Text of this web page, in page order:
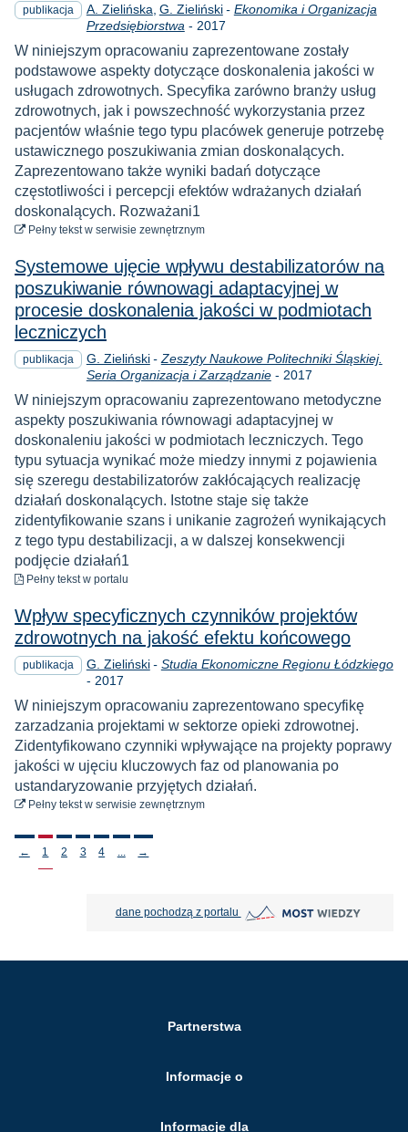
publikacja A. Zielińska G. Zieliński - Ekonomika i Organizacja
Przedsiębiorstwa - Rok
2017
W niniejszym opracowaniu zaprezentowane zostały
podstawowe aspekty dotyczące doskonalenia jakości w
usługach zdrowotnych. Specyfika zarówno branży usług
zdrowotnych, jak i powszechność wykorzystania przez
pacjentów właśnie tego typu placówek generuje potrzebę
ustawicznego poszukiwania zmian doskonalących.
Zaprezentowano także wyniki badań dotyczące
częstotliwości i percepcji efektów wdrażanych działań
doskonalących. Rozważani1
Pełny tekst do pobrania
w serwisie zewnętrznym
Systemowe ujęcie wpływu destabilizatorów na
poszukiwanie równowagi adaptacyjnej w
procesie doskonalenia jakości w podmiotach
leczniczych
publikacja G. Zieliński - Zeszyty Naukowe Politechniki Śląskiej.
Seria Organizacja i Zarządzanie- Rok
2017
W niniejszym opracowaniu zaprezentowano metodyczne
aspekty poszukiwania równowagi adaptacyjnej w
doskonaleniu jakości w podmiotach leczniczych. Tego
typu sytuacja wynikać może miedzy innymi z pojawienia
się szeregu destabilizatorów zakłócających realizację
działań doskonalących. Istotne staje się także
zidentyfikowanie szans i unikanie zagrożeń wynikających
z tego typu destabilizacji, a w dalszej konsekwencji
podjęcie działań1
Pełny tekstdo pobrania
w portalu
Wpływ specyficznych czynników projektów
zdrowotnych na jakość efektu końcowego
publikacja G. Zieliński - Studia Ekonomiczne Regionu Łódzkiego
- Rok
2017
W niniejszym opracowaniu zaprezentowano specyfikę
zarzadzania projektami w sektorze opieki zdrowotnej.
Zidentyfikowano czynniki wpływające na projekty poprawy
jakości w ujęciu kluczowych faz od planowania po
ustandaryzowanie przyjętych działań.
Pełny tekstdo pobrania
w serwisie zewnętrznym
Stronicowanie
← 1 2 3 4 ... →
dane pochodzą z portalu MOST Wiedzy otwiera się w
Partnerstwa
Informacje o
Informacje dla